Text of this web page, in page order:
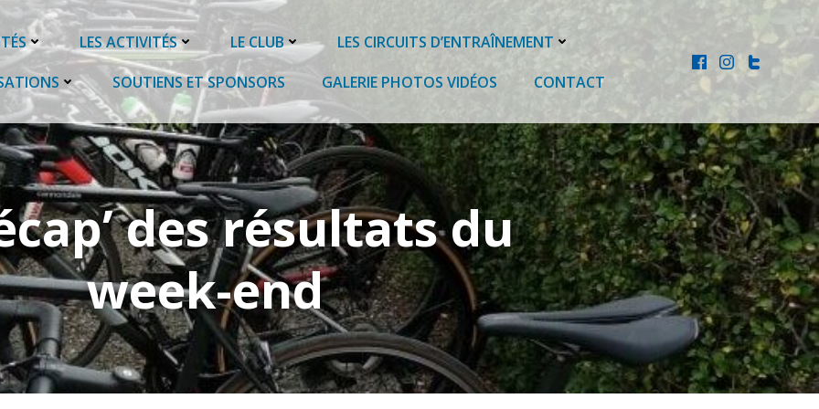
LES ACTIVITÉS LE CLUB
LES CIRCUITS D’ENTRAÎNEMENT
SOUTIENS ET SPONSORS GALERIE PHOTOS VIDÉOS CONTACT
des résultats du
week-end